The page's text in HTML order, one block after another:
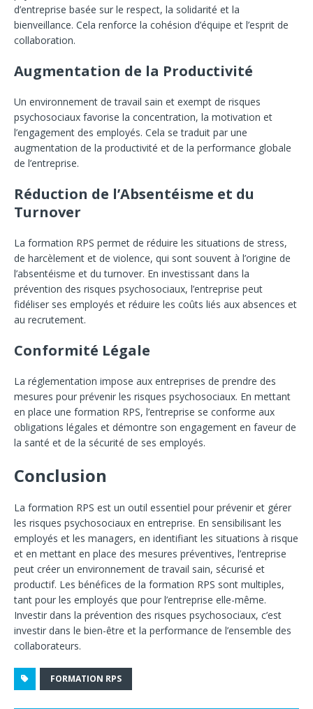
d’entreprise basée sur le respect, la solidarité et la
bienveillance. Cela renforce la cohésion d’équipe et l’esprit de
collaboration.
Augmentation de la Productivité
Un environnement de travail sain et exempt de risques
psychosociaux favorise la concentration, la motivation et
l’engagement des employés. Cela se traduit par une
augmentation de la productivité et de la performance globale
de l’entreprise.
Réduction de l’Absentéisme et du
Turnover
La formation RPS permet de réduire les situations de stress,
de harcèlement et de violence, qui sont souvent à l’origine de
l’absentéisme et du turnover. En investissant dans la
prévention des risques psychosociaux, l’entreprise peut
fidéliser ses employés et réduire les coûts liés aux absences et
au recrutement.
Conformité Légale
La réglementation impose aux entreprises de prendre des
mesures pour prévenir les risques psychosociaux. En mettant
en place une formation RPS, l’entreprise se conforme aux
obligations légales et démontre son engagement en faveur de
la santé et de la sécurité de ses employés.
Conclusion
La formation RPS est un outil essentiel pour prévenir et gérer
les risques psychosociaux en entreprise. En sensibilisant les
employés et les managers, en identifiant les situations à risque
et en mettant en place des mesures préventives, l’entreprise
peut créer un environnement de travail sain, sécurisé et
productif. Les bénéfices de la formation RPS sont multiples,
tant pour les employés que pour l’entreprise elle-même.
Investir dans la prévention des risques psychosociaux, c’est
investir dans le bien-être et la performance de l’ensemble des
collaborateurs.
FORMATION RPS